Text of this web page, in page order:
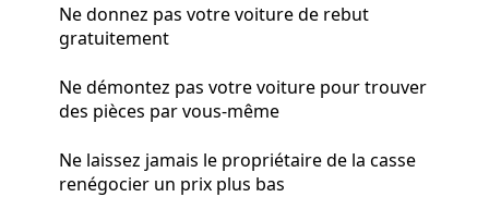
Ne donnez pas votre voiture de rebut
gratuitement
Ne démontez pas votre voiture pour trouver
des pièces par vous-même
Ne laissez jamais le propriétaire de la casse
renégocier un prix plus bas